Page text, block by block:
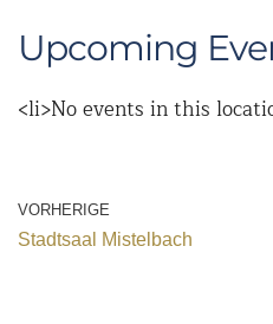
Upcoming
<li>No events in this
VORHERIGE
Stadtsaal Mistelbach